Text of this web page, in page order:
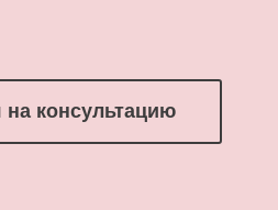
на консультацию